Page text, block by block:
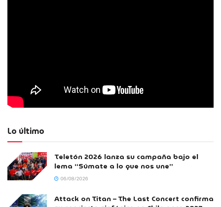
Lo último
Teletón 2026 lanza su campaña bajo el
lema “Súmate a lo que nos une”
06/08/2026
Attack on Titan – The Last Concert confirma